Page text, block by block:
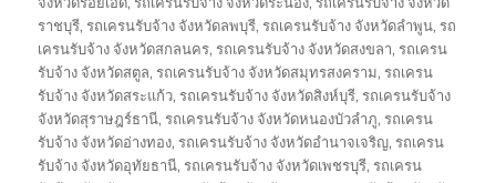
ราชบุรี,รถเครนรับจ้าง จังหวัดลพบุรี,รถเครนรับจ้าง จังหวัดลำพูน,รถ
เครนรับจ้าง จังหวัดสกลนคร,รถเครนรับจ้าง จังหวัดสงขลา,รถเครน
รับจ้าง จังหวัดสตูล,รถเครนรับจ้าง จังหวัดสมุทรสงคราม,รถเครน
รับจ้าง จังหวัดสระแก้ว,รถเครนรับจ้าง จังหวัดสิงห์บุรี,รถเครนรับจ้าง
จังหวัดสุราษฎร์ธานี,รถเครนรับจ้าง จังหวัดหนองบัวลำภู,รถเครน
รับจ้าง จังหวัดอ่างทอง,รถเครนรับจ้าง จังหวัดอำนาจเจริญ,รถเครน
รับจ้าง จังหวัดอุทัยธานี,รถเครนรับจ้าง จังหวัดเพชรบุรี,รถเครน